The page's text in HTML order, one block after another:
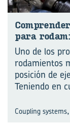
para
Uno de los
rodamientos
posición de
Teniendo en
Coupling systems,